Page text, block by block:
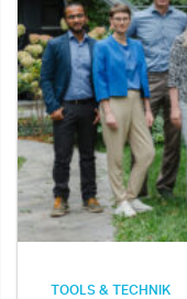
TOOLS & TECHNIK